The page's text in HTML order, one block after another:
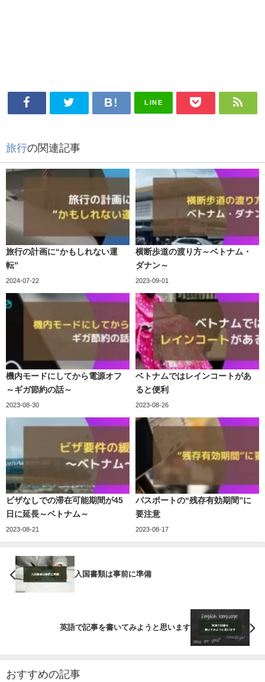
LINE
旅行の関連記事
旅行の計画に“かもしれない運
転”
2024-07-22
横断歩道の渡り方～ベトナム・
ダナン～
2023-09-01
機内モードにしてから電源オフ
～ギガ節約の話～
2023-08-30
ベトナムではレインコートがあ
ると便利
2023-08-26
ビザなしでの滞在可能期間が45
日に延長～ベトナム～
2023-08-21
パスポートの“残存有効期間”に
要注意
2023-08-17
入国書類は事前に準備
英語で記事を書いてみようと思います
おすすめの記事